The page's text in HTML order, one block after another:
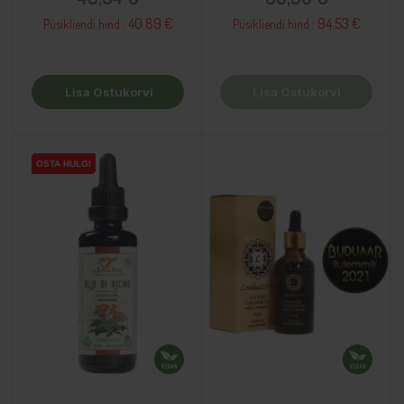
Püsikliendi hind : 40.89 €
Lisa Ostukorvi
Püsikliendi hind : 94.53 €
OSTA HULGI
OSTA HULGI
OSTA HULGI
OSTA HULGI
OSTA HULGI